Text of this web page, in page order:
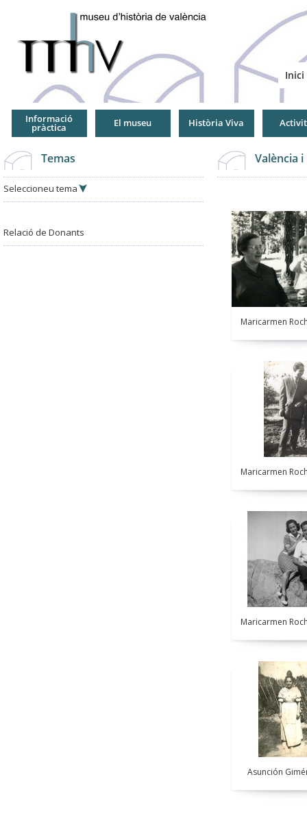
Inici
Informació
pràctica El museu Història Viva
Temas
Seleccioneu tema
Relació de Donants
València
Maricarmen
Maricarmen
Maricarmen
Asunción
Pàgines